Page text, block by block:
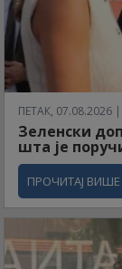
ПЕТАК, 07.08.2026
Зеленски
шта је
ПРОЧИТАЈ ВИШЕ